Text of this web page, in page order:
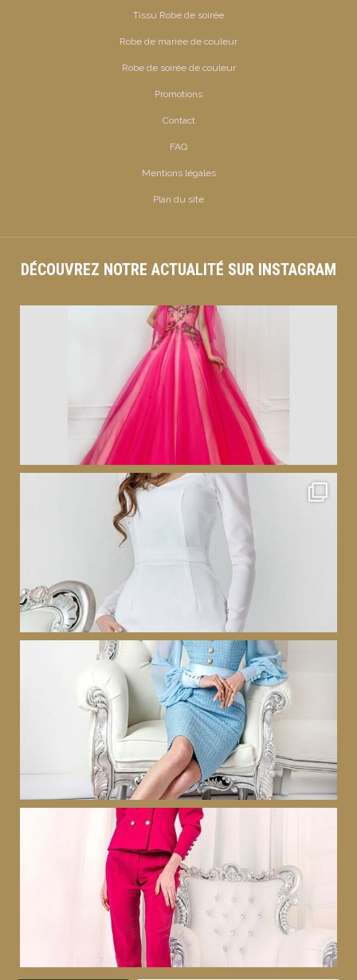
Tissu Robe de soirée
Robe de mariée de couleur
Robe de soirée de couleur
Promotions
Contact
FAQ
Mentions légales
Plan du site
DÉCOUVREZ NOTRE ACTUALITÉ SUR INSTAGRAM